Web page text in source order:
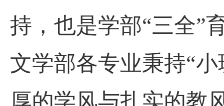
持，也是学部“三全”
文学部各专业秉持“
厚的学风与扎实的教